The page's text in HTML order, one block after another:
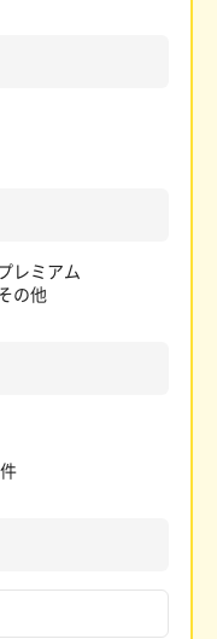
レミアム
の他